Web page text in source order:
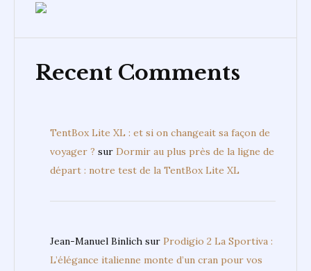
Recent Comments
TentBox Lite XL : et si on changeait sa façon de
voyager ? sur Dormir au plus près de la ligne de
départ : notre test de la TentBox Lite XL
Jean-Manuel Binlich sur Prodigio 2 La Sportiva :
L’élégance italienne monte d’un cran pour vos